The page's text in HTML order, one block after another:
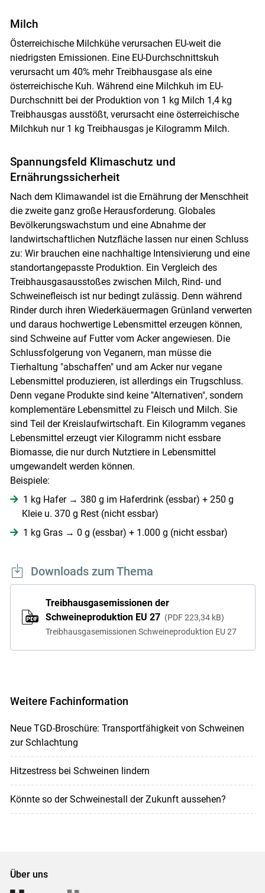
Milch
Österreichische Milchkühe verursachen EU-weit die
niedrigsten Emissionen. Eine EU-Durchschnittskuh
verursacht um 40% mehr Treibhausgase als eine
österreichische Kuh. Während eine Milchkuh im EU-
Durchschnitt bei der Produktion von 1 kg Milch 1,4 kg
Treibhausgas ausstößt, verursacht eine österreichische
Milchkuh nur 1 kg Treibhausgas je Kilogramm Milch.
Spannungsfeld Klimaschutz und
Ernährungssicherheit
Nach dem Klimawandel ist die Ernährung der Menschheit
die zweite ganz große Herausforderung. Globales
Bevölkerungswachstum und eine Abnahme der
landwirtschaftlichen Nutzfläche lassen nur einen Schluss
zu: Wir brauchen eine nachhaltige Intensivierung und eine
standortangepasste Produktion. Ein Vergleich des
Treibhausgasausstoßes zwischen Milch, Rind- und
Schweinefleisch ist nur bedingt zulässig. Denn während
Rinder durch ihren Wiederkäuermagen Grünland verwerten
und daraus hochwertige Lebensmittel erzeugen können,
sind Schweine auf Futter vom Acker angewiesen. Die
Schlussfolgerung von Veganern, man müsse die
Tierhaltung "abschaffen" und am Acker nur vegane
Lebensmittel produzieren, ist allerdings ein Trugschluss.
Denn vegane Produkte sind keine "Alternativen", sondern
komplementäre Lebensmittel zu Fleisch und Milch. Sie
sind Teil der Kreislaufwirtschaft. Ein Kilogramm veganes
Lebensmittel erzeugt vier Kilogramm nicht essbare
Biomasse, die nur durch Nutztiere in Lebensmittel
umgewandelt werden können.
Beispiele:
1 kg Hafer → 380 g im Haferdrink (essbar) + 250 g
Kleie u. 370 g Rest (nicht essbar)
1 kg Gras → 0 g (essbar) + 1.000 g (nicht essbar)
Downloads zum Thema
Treibhausgasemissionen der
Schweineproduktion EU 27
PDF 223,34 kB
Treibhausgasemissionen Schweineproduktion EU 27
Weitere Fachinformation
Neue TGD-Broschüre: Transportfähigkeit von Schweinen
zur Schlachtung
Hitzestress bei Schweinen lindern
Könnte so der Schweinestall der Zukunft aussehen?
Über uns